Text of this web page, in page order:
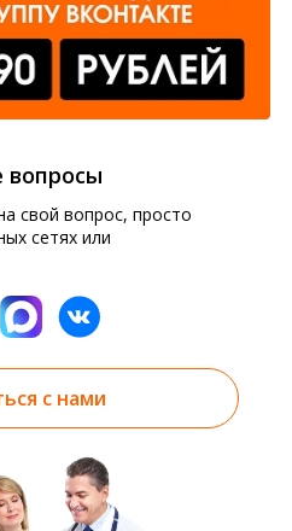
вопросы
свой вопрос, просто
сетях или
с нами